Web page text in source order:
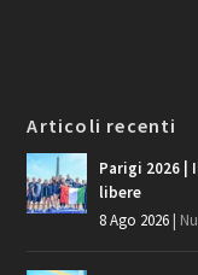
Articoli recenti
Parigi 2026 |
libere
8 Ago 2026|